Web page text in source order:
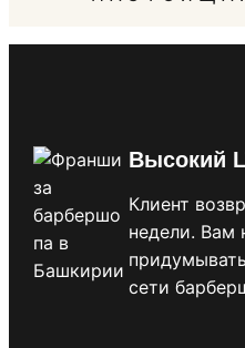
Высокий
Клиент
недели. Вам
сети